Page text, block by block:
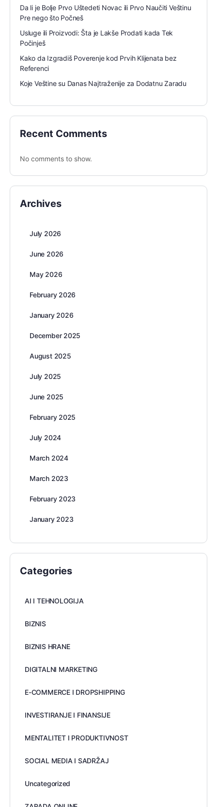
Da li je Bolje Prvo Uštedeti Novac ili Prvo Naučiti Veštinu
Pre nego što Počneš
Usluge ili Proizvodi: Šta je Lakše Prodati kada Tek
Počinješ
Kako da Izgradiš Poverenje kod Prvih Klijenata bez
Referenci
Koje Veštine su Danas Najtraženije za Dodatnu Zaradu
Recent Comments
No comments to show.
Archives
July 2026
June 2026
May 2026
February 2026
January 2026
December 2025
August 2025
July 2025
June 2025
February 2025
July 2024
March 2024
March 2023
February 2023
January 2023
Categories
AI I TEHNOLOGIJA
BIZNIS
BIZNIS HRANE
DIGITALNI MARKETING
E-COMMERCE I DROPSHIPPING
INVESTIRANJE I FINANSIJE
MENTALITET I PRODUKTIVNOST
SOCIAL MEDIA I SADRŽAJ
Uncategorized